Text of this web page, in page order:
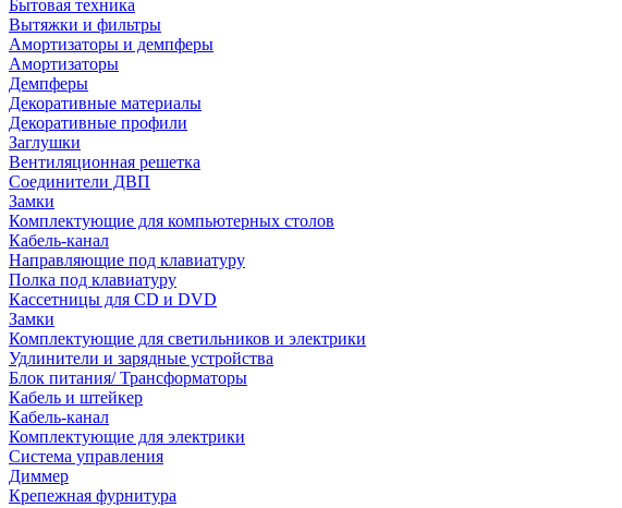
Бытовая техника
Вытяжки и фильтры
Амортизаторы и демпферы
Амортизаторы
Демпферы
Декоративные материалы
Декоративные профили
Заглушки
Вентиляционная решетка
Соединители ДВП
Замки
Комплектующие для компьютерных столов
Кабель-канал
Направляющие под клавиатуру
Полка под клавиатуру
Кассетницы для CD и DVD
Замки
Комплектующие для светильников и электрики
Удлинители и зарядные устройства
Блок питания/ Трансформаторы
Кабель и штейкер
Кабель-канал
Комплектующие для электрики
Система управления
Диммер
Крепежная фурнитура